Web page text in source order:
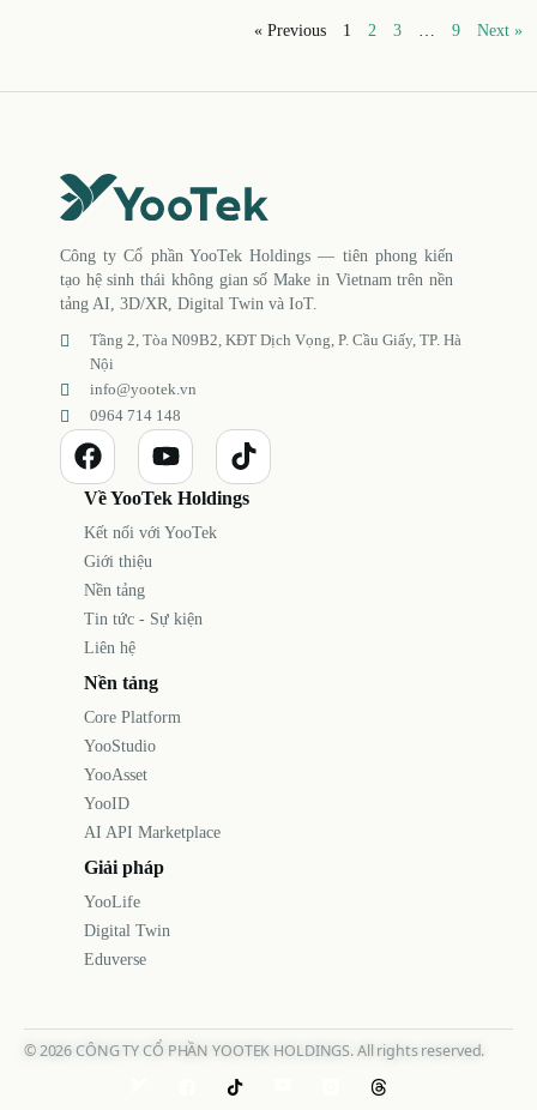
« Previous 1 2 3 … 9 Next »
Công ty Cổ phần YooTek Holdings — tiên phong kiến
tạo hệ sinh thái không gian số Make in Vietnam trên nền
tảng AI, 3D/XR, Digital Twin và IoT.
Tầng 2, Tòa N09B2, KĐT Dịch Vọng, P. Cầu Giấy, TP. Hà
Nội
info@yootek.vn
0964 714 148
Về YooTek Holdings
Kết nối với YooTek
Giới thiệu
Nền tảng
Tin tức - Sự kiện
Liên hệ
Nền tảng
Core Platform
YooStudio
YooAsset
YooID
AI API Marketplace
Giải pháp
YooLife
Digital Twin
Eduverse
©2026CÔNG TY CỔ PHẦN YOOTEK HOLDINGS. All rights reserved.